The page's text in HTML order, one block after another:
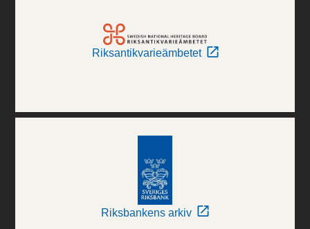
Riksantikvarieämbetet
Riksbankens arkiv